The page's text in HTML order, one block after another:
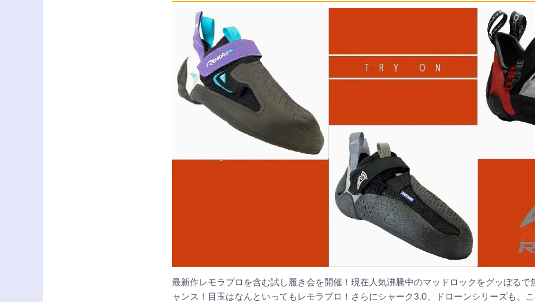
最新作レモラプロを含む試し履き会を開催！現在人気沸騰中のマッドロックをグッぼるで
ャンス！目玉はなんといってもレモラプロ！さらにシャーク3.0、ドローンシリーズも。